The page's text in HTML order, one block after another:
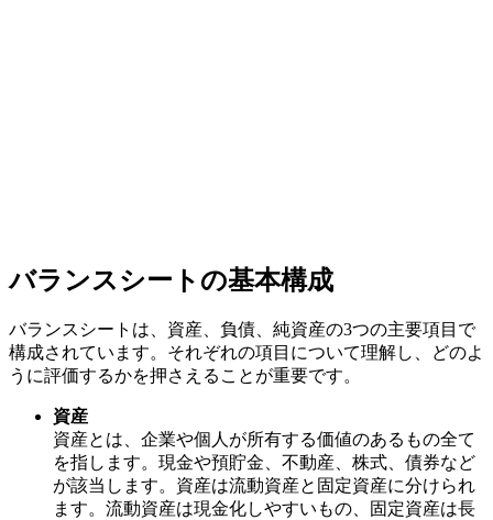
バランスシートの基本構成
バランスシートは、資産、負債、純資産の3つの主要項目で
構成されています。それぞれの項目について理解し、どのよ
うに評価するかを押さえることが重要です。
資産
資産とは、企業や個人が所有する価値のあるもの全て
を指します。現金や預貯金、不動産、株式、債券など
が該当します。資産は流動資産と固定資産に分けられ
ます。流動資産は現金化しやすいもの、固定資産は長